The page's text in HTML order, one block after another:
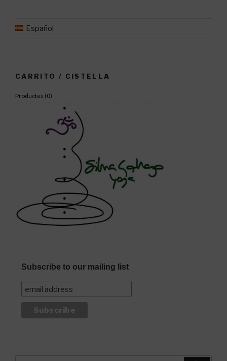
Español
CARRITO / CISTELLA
Productes (0)
Subscribe to our mailing list